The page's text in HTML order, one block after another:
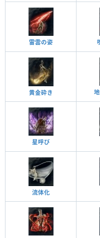
雷雲の姿
黄金砕き
星呼び
流体化